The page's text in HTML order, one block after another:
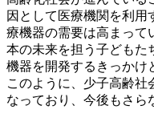
因として医療機関を利用
療機器の需要は高まって
本の未来を担う子どもた
機器を開発するきっかけ
このように、少子高齢社
なっており、今後もさら